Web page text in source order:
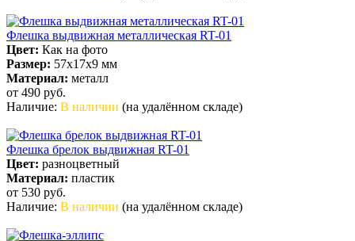
Флешка выдвижная металлическая RT-01
Цвет: Как на фото
Размер: 57х17х9 мм
Материал: металл
от 490 руб.
Наличие: В наличии (на удалённом складе)
Флешка брелок выдвижная RT-01
Цвет: разноцветный
Материал: пластик
от 530 руб.
Наличие: В наличии (на удалённом складе)